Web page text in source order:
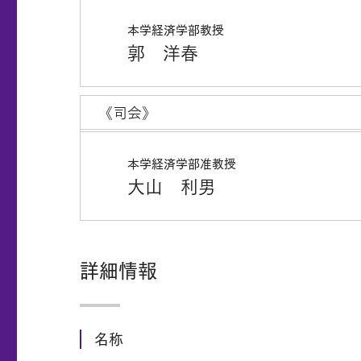
本学経済学部教授
郭 洋春
《司会》
本学経済学部准教授
大山 利男
詳細情報
名称